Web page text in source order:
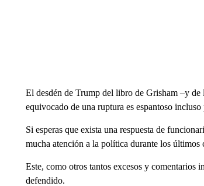
El desdén de Trump del libro de Grisham –y
equivocado de una ruptura es espantoso
Si esperas que exista una respuesta de
mucha atención a la política durante los últimos
Este, como otros tantos excesos y comentarios
defendido.